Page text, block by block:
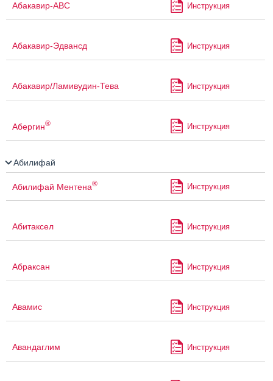
Абакавир-АВС Инструкция
Абакавир-Эдвансд Инструкция
Абакавир/Ламивудин-Тева Инструкция
Абергин® Инструкция
Абилифай
Абилифай Ментена® Инструкция
Абитаксел Инструкция
Абраксан Инструкция
Авамис Инструкция
Авандаглим Инструкция